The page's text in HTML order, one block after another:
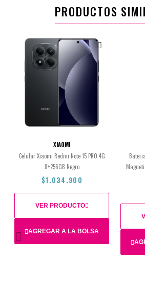
PRODUCTOS
XIAOMI
Celular Xiaomi Redmi Note 15 PRO 4G
8+256GB Negro
$1.034.900
AGREGAR A LA BOLSA
VER PRODUCTO